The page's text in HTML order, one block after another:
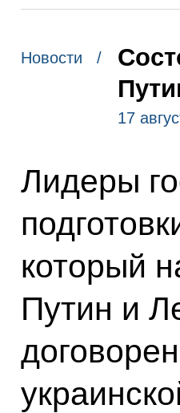
Новости /
17
Лидеры
который
Путин и